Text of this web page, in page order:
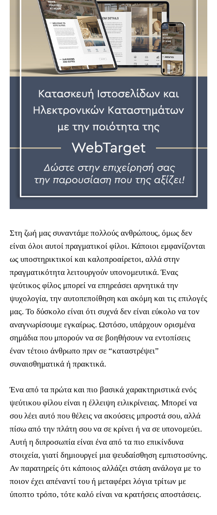
Στη ζωή μας συναντάμε πολλούς ανθρώπους, όμως δεν
είναι όλοι αυτοί πραγματικοί φίλοι. Κάποιοι εμφανίζονται
ως υποστηρικτικοί και καλοπροαίρετοι, αλλά στην
πραγματικότητα λειτουργούν υπονομευτικά. Ένας
ψεύτικος φίλος μπορεί να επηρεάσει αρνητικά την
ψυχολογία, την αυτοπεποίθηση και ακόμη και τις επιλογές
μας. Το δύσκολο είναι ότι συχνά δεν είναι εύκολο να τον
αναγνωρίσουμε εγκαίρως. Ωστόσο, υπάρχουν ορισμένα
σημάδια που μπορούν να σε βοηθήσουν να εντοπίσεις
έναν τέτοιο άνθρωπο πριν σε “καταστρέψει”
συναισθηματικά ή πρακτικά.
Ένα από τα πρώτα και πιο βασικά χαρακτηριστικά ενός
ψεύτικου φίλου είναι η έλλειψη ειλικρίνειας. Μπορεί να
σου λέει αυτό που θέλεις να ακούσεις μπροστά σου, αλλά
πίσω από την πλάτη σου να σε κρίνει ή να σε υπονομεύει.
Αυτή η διπροσωπία είναι ένα από τα πιο επικίνδυνα
στοιχεία, γιατί δημιουργεί μια ψευδαίσθηση εμπιστοσύνης.
Αν παρατηρείς ότι κάποιος αλλάζει στάση ανάλογα με το
ποιον έχει απέναντί του ή μεταφέρει λόγια τρίτων με
ύποπτο τρόπο, τότε καλό είναι να κρατήσεις αποστάσεις.